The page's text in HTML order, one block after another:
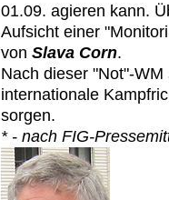
01.09. agieren kann.
Aufsicht einer
von Slava Corn.
Nach dieser "Not"-
internationale
sorgen.
* - nach FIG-